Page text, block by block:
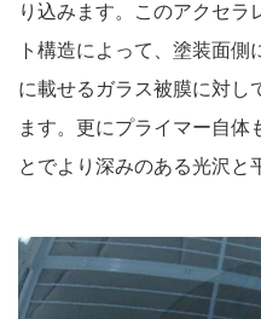
り込みます。このアクセラ
ト構造によって、塗装面
に載せるガラス被膜に対し
ます。更にプライマー自体
とでより深みのある光沢と